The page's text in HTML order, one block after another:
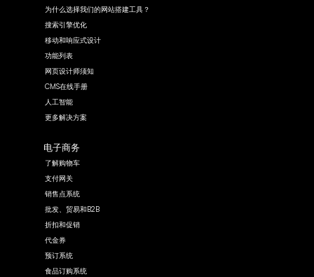
为什么选择我们的网站搭建工具？
搜索引擎优化
移动和响应式设计
功能列表
网页设计师须知
CMS在线手册
人工智能
更多解决方案
电子商务
了解购物车
支付网关
销售点系统
批发、贸易和B2B
折扣和促销
代金券
预订系统
食品订购系统